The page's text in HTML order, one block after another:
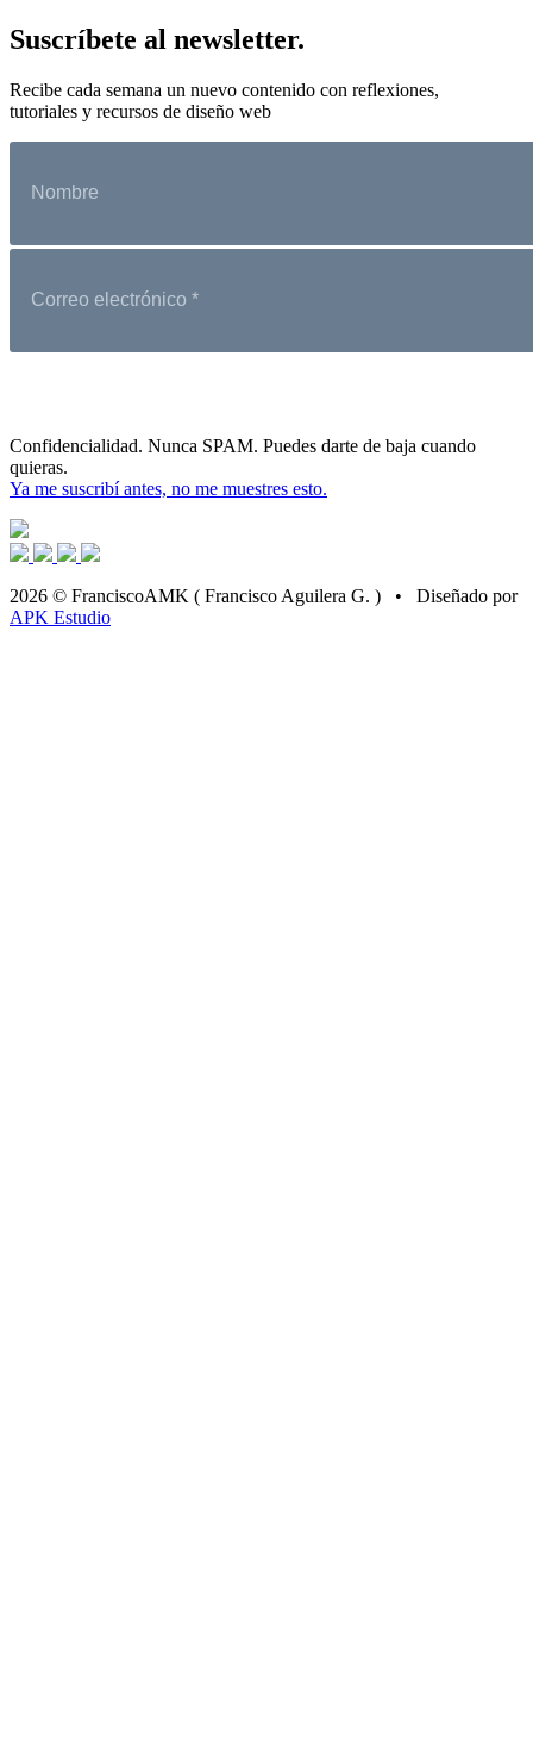
Suscríbete al newsletter.
Recibe cada semana un nuevo contenido con reflexiones,
tutoriales y recursos de diseño web
Confidencialidad. Nunca SPAM. Puedes darte de baja cuando
quieras.
Ya me suscribí antes, no me muestres esto.
2026 © FranciscoAMK ( Francisco Aguilera G. ) • Diseñado por
APK Estudio